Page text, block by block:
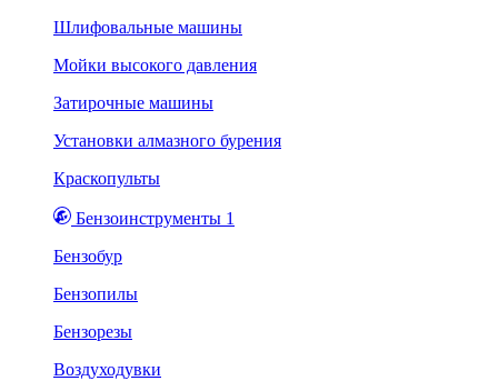
Шлифовальные машины
Мойки высокого давления
Затирочные машины
Установки алмазного бурения
Краскопульты
Бензоинструменты 1
Бензобур
Бензопилы
Бензорезы
Воздуходувки